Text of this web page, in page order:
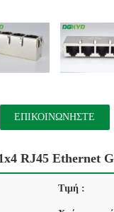
ΕΠΙΚΟΙΝΩΝΉΣΤΕ
RJ45 Ethernet
Τιμή :